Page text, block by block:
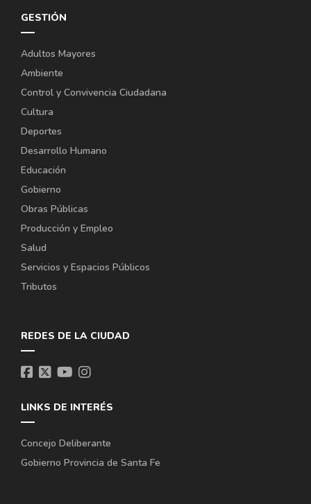
GESTIÓN
Adultos Mayores
Ambiente
Control y Convivencia Ciudadana
Cultura
Deportes
Desarrollo Humano
Educación
Gobierno
Obras Públicas
Producción y Empleo
Salud
Servicios y Espacios Públicos
Tributos
REDES DE LA CIUDAD
LINKS DE INTERÉS
Concejo Deliberante
Gobierno Provincia de Santa Fe